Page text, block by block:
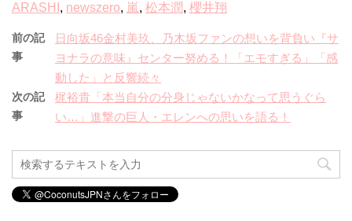
ARASHI , newszero, 嵐, 松本潤, 櫻井翔
前の記
事
日向坂46金村美玖、乃木坂ファンの想いを背負い『サ
ヨナラの意味』センター努める！「エモすぎる」「感
動した」と反響続々
次の記
事
梶裕貴「本当自分の分身じゃないかなって思うぐら
い…」進撃の巨人・エレンへの思いを語る！